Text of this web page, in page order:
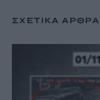
ΣΧΕΤΙΚΆ ΆΡΘΡΑ